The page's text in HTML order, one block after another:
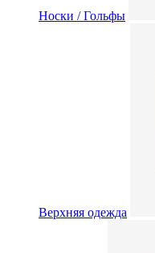
Носки / Гольфы
Верхняя одежда